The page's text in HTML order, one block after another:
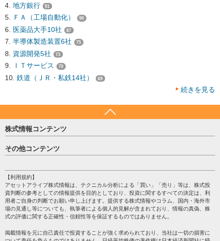
地方銀行 91
ＦＡ（工場自動化） 90
医薬品大手10社 87
半導体製造装置6社 75
資源開発5社 73
ＩＴサービス 70
鉄道（ＪＲ・私鉄14社） 69
続きを見る
株式情報コンテンツ
日経平均
売買シグナル
株テーマ情報
海外市況
投資カレンダー
格付け情報
その他コンテンツ
個人情報保護方針
プライバシーポリシー
会社案内
サイトマップ
過去データ
【利用規約】
アセットアライブ株式情報は、テクニカル分析による「買い」「売り」等は、株式投
資判断の参考としての情報提供を目的としており、投資に関するすべての決定は、利
用者ご自身の判断でお願い申し上げます。提供する株式情報やコラム、国内・海外市
場の見通し等についても、執筆者による個人的見解が含まれており、情報の真偽、株
式の評価に関する正確性・信頼性等を保証するものではありません。
掲載情報を元に自己責任で投資することが強く求められており、当社は一切の損害に